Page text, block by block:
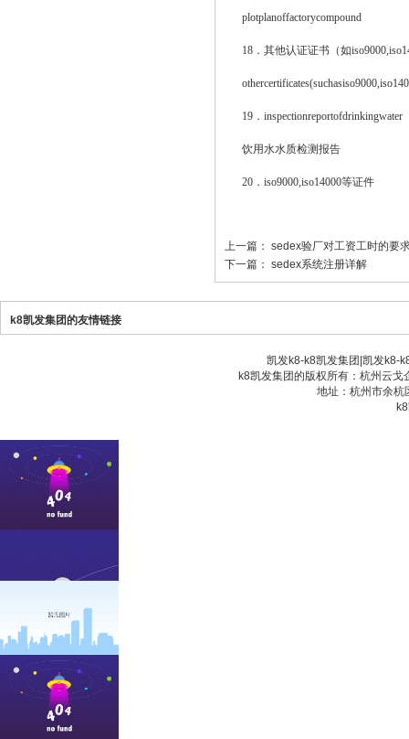
plotplanoffactorycompound
18．其他认证证书（如
19．inspectionreportofdrinkingwater
饮用水水质检测报告
20．iso9000,iso14000等证件
上一篇： sedex验厂对工资工时的要
下一篇： sedex系统注册详解
k8凯发集团的友情链接
凯发k8-k8凯发集团 凯发k8-
k8凯发集团的版权所有：杭州云
地址：杭州市余杭